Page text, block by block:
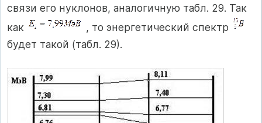
связи его нуклонов, аналогичную табл. 29. Так
как
, то энергетический спектр
будет такой (табл. 29).